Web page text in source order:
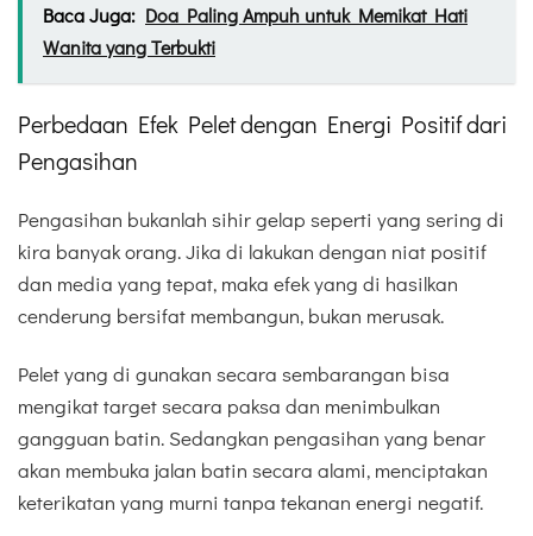
Baca Juga: Doa Paling Ampuh untuk Memikat Hati
Wanita yang Terbukti
Perbedaan Efek Pelet dengan Energi Positif dari
Pengasihan
Pengasihan bukanlah sihir gelap seperti yang sering di
kira banyak orang. Jika di lakukan dengan niat positif
dan media yang tepat, maka efek yang di hasilkan
cenderung bersifat membangun, bukan merusak.
Pelet yang di gunakan secara sembarangan bisa
mengikat target secara paksa dan menimbulkan
gangguan batin. Sedangkan pengasihan yang benar
akan membuka jalan batin secara alami, menciptakan
keterikatan yang murni tanpa tekanan energi negatif.